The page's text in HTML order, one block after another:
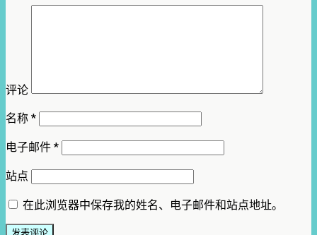
评论
名称 *
电子邮件 *
站点
在此浏览器中保存我的姓名、电子邮件和站点地址。